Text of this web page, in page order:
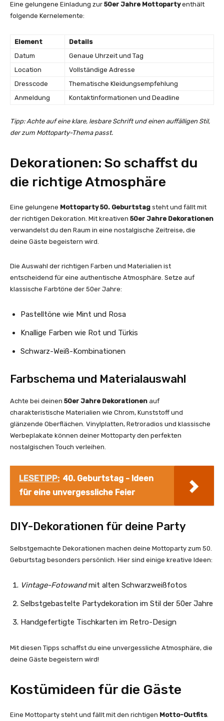
Eine gelungene Einladung zur 50er Jahre Mottopartyenthält
folgende Kernelemente:
Element
Details
Datum
Genaue Uhrzeit und Tag
Location
Vollständige Adresse
Dresscode
Thematische Kleidungsempfehlung
Anmeldung
Kontaktinformationen und Deadline
Tipp: Achte auf eine klare, lesbare Schrift und einen auffälligen Stil,
der zum Mottoparty-Thema passt.
Dekorationen: So schaffst du
die richtige Atmosphäre
Eine gelungene Mottoparty 50. Geburtstag steht und fällt mit
der richtigen Dekoration. Mit kreativen 50er Jahre Dekorationen
verwandelst du den Raum in eine nostalgische Zeitreise, die
deine Gäste begeistern wird.
Die Auswahl der richtigen Farben und Materialien ist
entscheidend für eine authentische Atmosphäre. Setze auf
klassische Farbtöne der 50er Jahre:
Pastelltöne wie Mint und Rosa
Knallige Farben wie Rot und Türkis
Schwarz-Weiß-Kombinationen
Farbschema und Materialauswahl
Achte bei deinen 50er Jahre Dekorationen auf
charakteristische Materialien wie Chrom, Kunststoff und
glänzende Oberflächen. Vinylplatten, Retroradios und klassische
Werbeplakate können deiner Mottoparty den perfekten
nostalgischen Touch verleihen.
LESETIPP: 40. Geburtstag - Ideen
für eine unvergessliche Feier
DIY-Dekorationen für deine Party
Selbstgemachte Dekorationen machen deine Mottoparty zum 50.
Geburtstag besonders persönlich. Hier sind einige kreative Ideen:
Vintage-Fotowandmit alten Schwarzweißfotos
Selbstgebastelte Partydekoration im Stil der 50er Jahre
Handgefertigte Tischkarten im Retro-Design
Mit diesen Tipps schaffst du eine unvergessliche Atmosphäre, die
deine Gäste begeistern wird!
Kostümideen für die Gäste
Eine Mottoparty steht und fällt mit den richtigen Motto-Outfits.